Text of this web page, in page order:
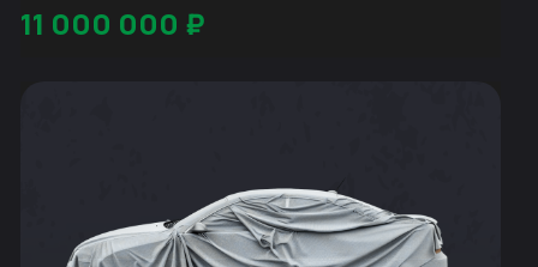
11 000 000 ₽